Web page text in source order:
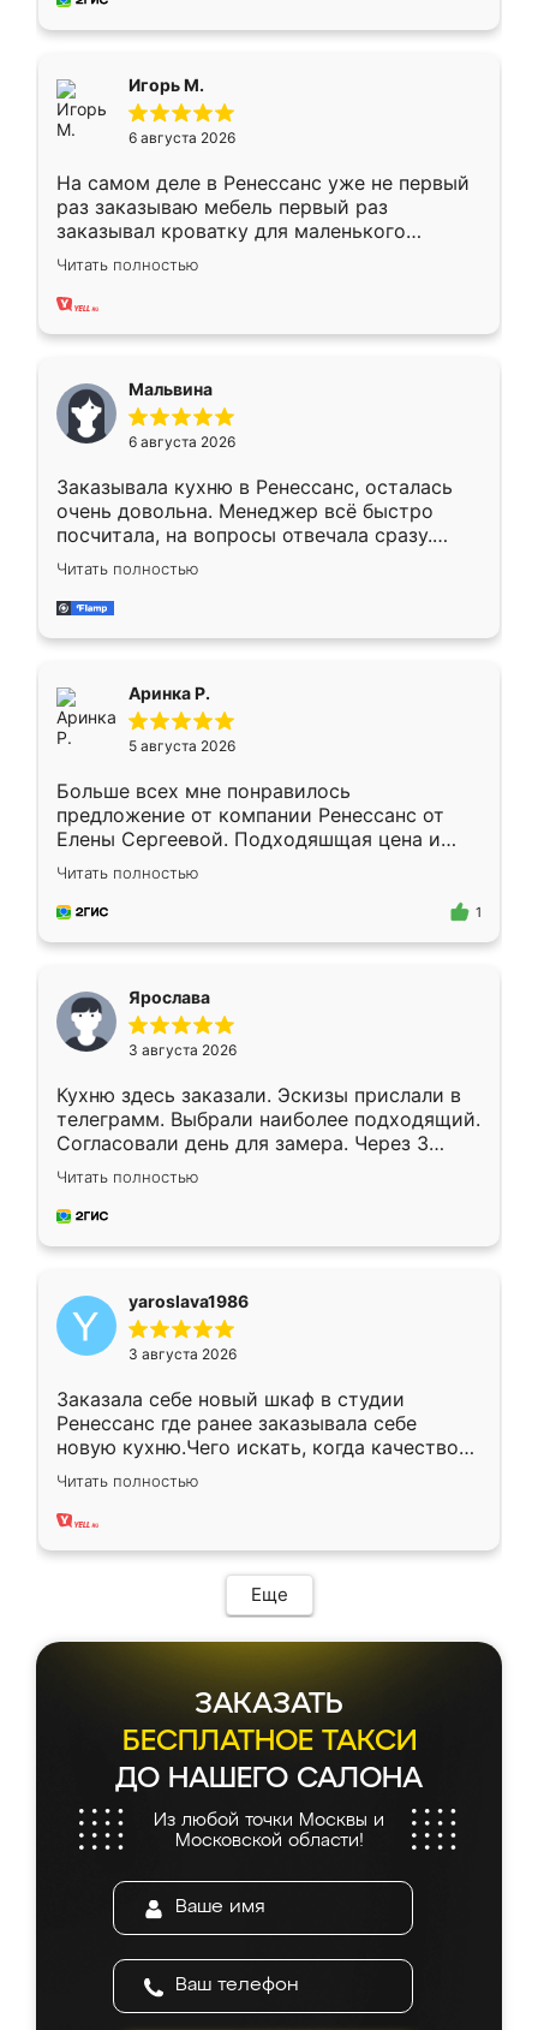
Игорь М.
6 августа 2026
На самом деле в Ренессанс уже не первый
раз заказываю мебель первый раз
заказывал кроватку для маленького
ребёнка при его рождении ,во второй раз
заказал шкаф-купе. По качеству очень
хорошее сборка достаточно быстрая,
меньше, здесь же он более разнообразный.
Мне нравится ,если что-то потребуется из
мебели буду заказывать только здесь.
Читать полностью
Мальвина
6 августа 2026
Заказывала кухню в Ренессанс, осталась
очень довольна. Менеджер всё быстро
посчитала, на вопросы отвечала сразу.
Замерщик приехал в субботу, подошёл к
делу со всей ответственностью. Собрали
за день, ребята работали аккуратно, даже
Читать полностью
Аринка Р.
5 августа 2026
Больше всех мне понравилось
предложение от компании Ренессанс от
Елены Сергеевой. Подходяшщая цена и
короткие сроки изготовления. Приехавший
для замера сотрудник Владислав
предложил по моему эскизу самый
Читать полностью
1
Ярослава
3 августа 2026
Кухню здесь заказали. Эскизы прислали в
телеграмм. Выбрали наиболее подходящий.
Согласовали день для замера. Через 3
недели кухня была уже готова. Остались
довольны работой. Спасибо Ренессанс
мебель за качественную работу!
Читать полностью
yaroslava1986
3 августа 2026
Заказала себе новый шкаф в студии
Ренессанс где ранее заказывала себе
новую кухню.Чего искать, когда качеством
вполне довольна. Служит кухня уже почти
два года, нареканий нет.
Читать полностью
Еще
ЗАКАЗАТЬ
БЕСПЛАТНОЕ ТАКСИ
ДО НАШЕГО САЛОНА
Из любой точки Москвы и
Московской области!